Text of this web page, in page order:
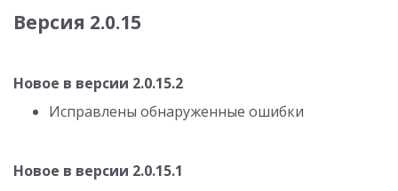
Версия 2.0.15
Новое в версии 2.0.15.2
Исправлены обнаруженные ошибки
Новое в версии 2.0.15.1